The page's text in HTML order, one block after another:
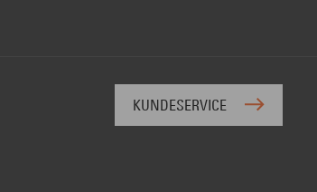
KUNDESERVICE